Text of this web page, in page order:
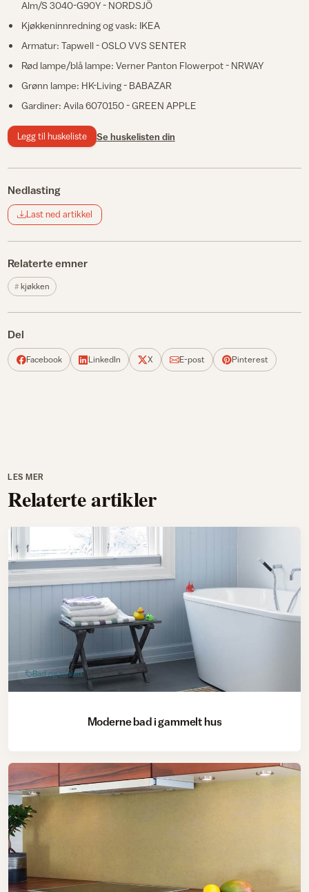
Alm/S 3040-G90Y - NORDSJÖ
Kjøkkeninnredning og vask: IKEA
Armatur: Tapwell - OSLO VVS SENTER
Rød lampe/blå lampe: Verner Panton Flowerpot - NRWAY
Grønn lampe: HK-Living - BABAZAR
Gardiner: Avila 6070150 - GREEN APPLE
Legg til huskeliste Se huskelisten din
Nedlasting
Last ned artikkel
Relaterte emner
kjøkken
Del
Facebook LinkedIn X E-post Pinterest
LES MER
Relaterte artikler
Bad og toalett
Moderne bad i gammelt hus